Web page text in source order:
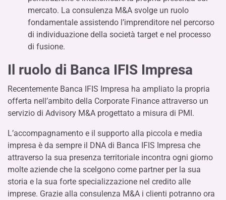
mercato. La consulenza M&A svolge un ruolo
fondamentale assistendo l’imprenditore nel percorso
di individuazione della società target e nel processo
di fusione.
Il ruolo di Banca IFIS Impresa
Recentemente Banca IFIS Impresa ha ampliato la propria
offerta nell’ambito della Corporate Finance attraverso un
servizio di Advisory M&A progettato a misura di PMI.
L’accompagnamento e il supporto alla piccola e media
impresa è da sempre il DNA di Banca IFIS Impresa che
attraverso la sua presenza territoriale incontra ogni giorno
molte aziende che la scelgono come partner per la sua
storia e la sua forte specializzazione nel credito alle
imprese. Grazie alla consulenza M&A i clienti potranno ora